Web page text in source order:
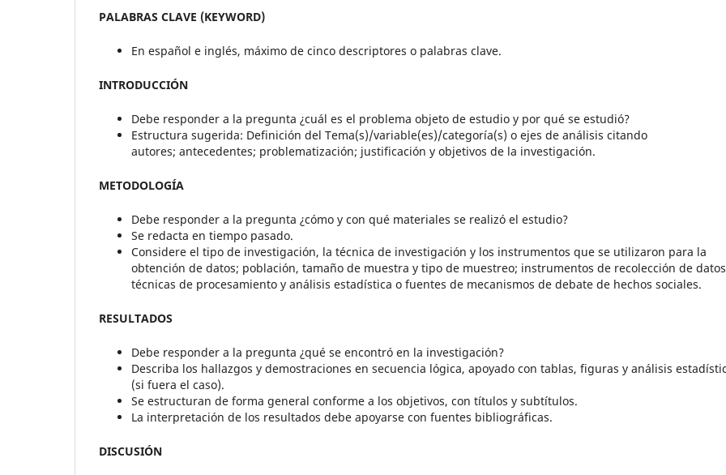
PALABRAS CLAVE (KEYWORD)
En español e inglés, máximo de cinco descriptores o palabras clave.
INTRODUCCIÓN
Debe responder a la pregunta ¿cuál es el problema objeto de estudio y por qué se estudió?
Estructura sugerida: Definición del Tema(s)/variable(es)/categoría(s) o ejes de análisis citando
autores; antecedentes; problematización; justificación y objetivos de la investigación.
METODOLOGÍA
Debe responder a la pregunta ¿cómo y con qué materiales se realizó el estudio?
Se redacta en tiempo pasado.
Considere el tipo de investigación, la técnica de investigación y los instrumentos que se utilizaron para la
obtención de datos; población, tamaño de muestra y tipo de muestreo; instrumentos de recolección de
técnicas de procesamiento y análisis estadística o fuentes de mecanismos de debate de hechos sociales.
RESULTADOS
Debe responder a la pregunta ¿qué se encontró en la investigación?
Describa los hallazgos y demostraciones en secuencia lógica, apoyado con tablas, figuras y análisis
(si fuera el caso).
Se estructuran de forma general conforme a los objetivos, con títulos y subtítulos.
La interpretación de los resultados debe apoyarse con fuentes bibliográficas.
DISCUSIÓN